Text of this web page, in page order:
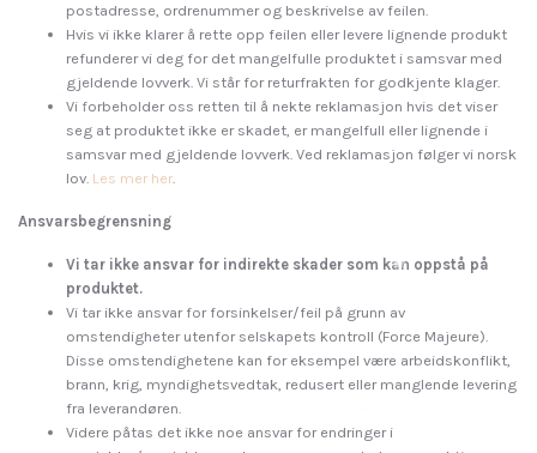
postadresse, ordrenummer og beskrivelse av feilen.
Hvis vi ikke klarer å rette opp feilen eller levere lignende produkt
refunderer vi deg for det mangelfulle produktet i samsvar med
gjeldende lovverk. Vi står for returfrakten for godkjente klager.
Vi forbeholder oss retten til å nekte reklamasjon hvis det viser
seg at produktet ikke er skadet, er mangelfull eller lignende i
samsvar med gjeldende lovverk. Ved reklamasjon følger vi norsk
lov. Les mer her.
Ansvarsbegrensning
Vi tar ikke ansvar for indirekte skader som kan oppstå på
produktet.
Vi tar ikke ansvar for forsinkelser/feil på grunn av
omstendigheter utenfor selskapets kontroll (Force Majeure).
Disse omstendighetene kan for eksempel være arbeidskonflikt,
brann, krig, myndighetsvedtak, redusert eller manglende levering
fra leverandøren.
Videre påtas det ikke noe ansvar for endringer i